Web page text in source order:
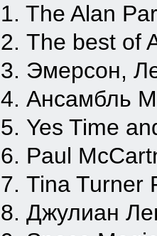
1. The Alan
2. The best of
3. Эмерсон,
4. Ансамбль
5. Yes Time
6. Paul
7. Tina Turner
8. Джулиан